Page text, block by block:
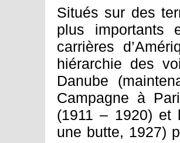
Situés sur des
plus importants
carrières
hiérarchie des
Danube
Campagne à
(1911 – 1920) et
une butte, 1927)